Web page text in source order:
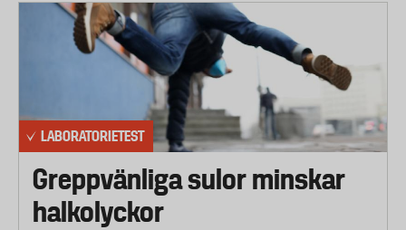
LABORATORIETEST
Greppvänliga sulor minskar
halkolyckor